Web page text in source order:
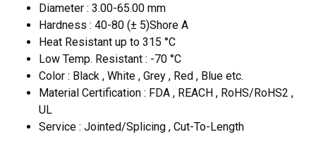
Diameter : 3.00-65.00 mm
Hardness : 40-80 (± 5)Shore A
Heat Resistant up to 315 °C
Low Temp. Resistant : -70 °C
Color : Black , White , Grey , Red , Blue etc.
Material Certification : FDA , REACH , RoHS/RoHS2 ,
UL
Service : Jointed/Splicing , Cut-To-Length